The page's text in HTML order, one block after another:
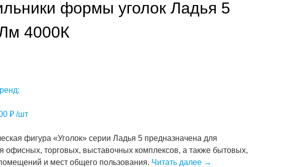
формы уголок Ладья 5
4000К
₽ /шт
фигура «Уголок» серии Ладья 5 предназначена для
офисных, торговых, выставочных комплексов, а также бытовых,
и мест общего пользования. Читать далее →